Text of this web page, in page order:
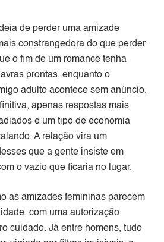
de perder uma amizade
constrangedora do que perder
o fim de um romance tenha
prontas, enquanto o
adulto acontece sem anúncio.
apenas respostas mais
e um tipo de economia
A relação vira um
que a gente insiste em
o vazio que ficaria no lugar.
as amizades femininas parecem
com uma autorização
cuidado. Já entre homens, tudo